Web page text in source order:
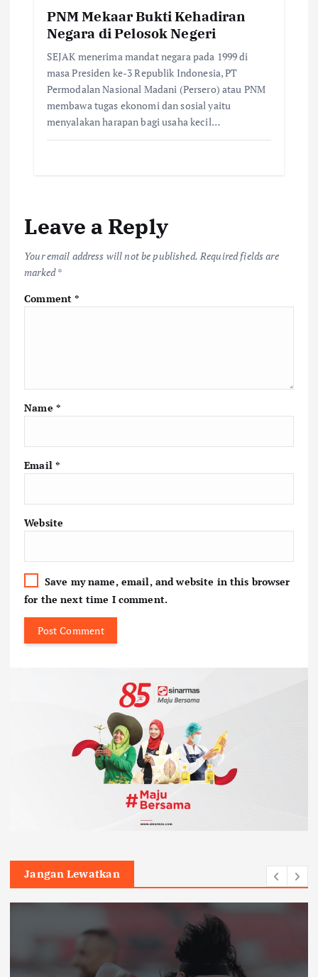
PNM Mekaar Bukti Kehadiran
Negara di Pelosok Negeri
SEJAK menerima mandat negara pada 1999 di
masa Presiden ke-3 Republik Indonesia, PT
Permodalan Nasional Madani (Persero) atau PNM
membawa tugas ekonomi dan sosial yaitu
menyalakan harapan bagi usaha kecil…
Leave a Reply
Your email address will not be published. Required fields are
marked*
Comment*
Name *
Email *
Website
Save my name, email, and website in this browser
for the next time I comment.
Jangan Lewatkan